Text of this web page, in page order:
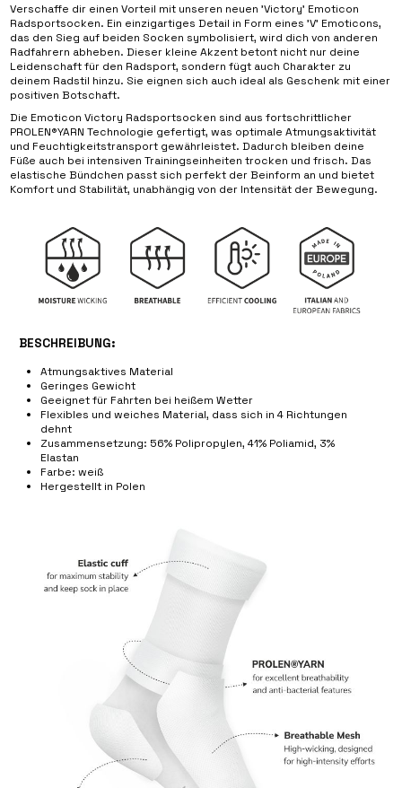
Verschaffe dir einen Vorteil mit unseren neuen 'Victory' Emoticon
Radsportsocken. Ein einzigartiges Detail in Form eines 'V' Emoticons,
das den Sieg auf beiden Socken symbolisiert, wird dich von anderen
Radfahrern abheben. Dieser kleine Akzent betont nicht nur deine
Leidenschaft für den Radsport, sondern fügt auch Charakter zu
deinem Radstil hinzu. Sie eignen sich auch ideal als Geschenk mit einer
positiven Botschaft.
Die Emoticon Victory Radsportsocken sind aus fortschrittlicher
PROLEN®YARN Technologie gefertigt, was optimale Atmungsaktivität
und Feuchtigkeitstransport gewährleistet. Dadurch bleiben deine
Füße auch bei intensiven Trainingseinheiten trocken und frisch. Das
elastische Bündchen passt sich perfekt der Beinform an und bietet
Komfort und Stabilität, unabhängig von der Intensität der Bewegung.
BESCHREIBUNG:
Atmungsaktives Material
Geringes Gewicht
Geeignet für Fahrten bei heißem Wetter
Flexibles und weiches Material, dass sich in 4 Richtungen
dehnt
Zusammensetzung: 56% Polipropylen, 41% Poliamid, 3%
Elastan
Farbe: weiß
Hergestellt in Polen